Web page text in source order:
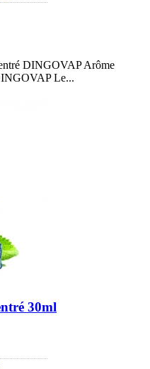
DINGOVAP Arôme
Le...
30ml